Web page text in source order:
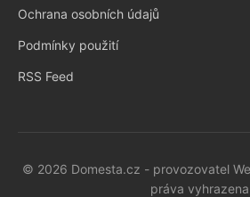
Ochrana osobních údajů
Podmínky použití
RSS Feed
© 2026 Domesta.cz - provozovatel
práva vyhrazena